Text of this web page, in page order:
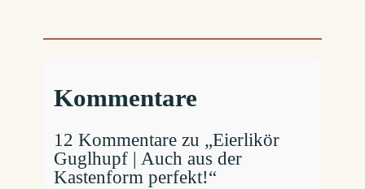
Kommentare
12 Kommentare zu „Eierlikör
Guglhupf | Auch aus der
Kastenform perfekt!“